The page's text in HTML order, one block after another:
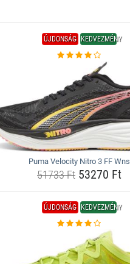
ÚJDONSÁG KEDVEZMÉNY
Puma Velocity Nitro 3 FF Wns
51733 Ft53270 Ft
ÚJDONSÁG KEDVEZMÉNY